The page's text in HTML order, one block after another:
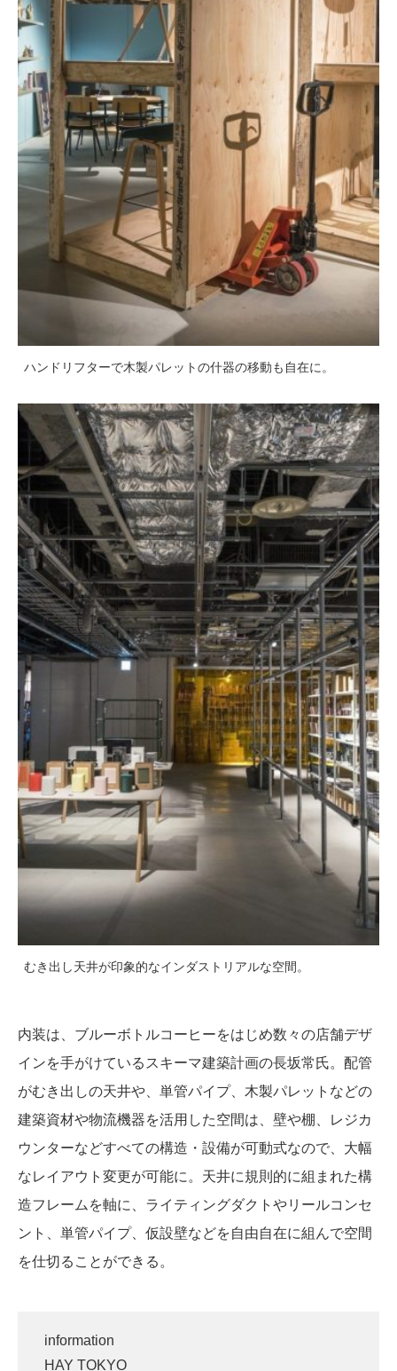
ハンドリフターで木製パレットの什器の移動も自在に。
むき出し天井が印象的なインダストリアルな空間。
内装は、ブルーボトルコーヒーをはじめ数々の店舗デザ
インを手がけているスキーマ建築計画の長坂常氏。配管
がむき出しの天井や、単管パイプ、木製パレットなどの
建築資材や物流機器を活用した空間は、壁や棚、レジカ
ウンターなどすべての構造・設備が可動式なので、大幅
なレイアウト変更が可能に。天井に規則的に組まれた構
造フレームを軸に、ライティングダクトやリールコンセ
ント、単管パイプ、仮設壁などを自由自在に組んで空間
を仕切ることができる。
information
HAY TOKYO